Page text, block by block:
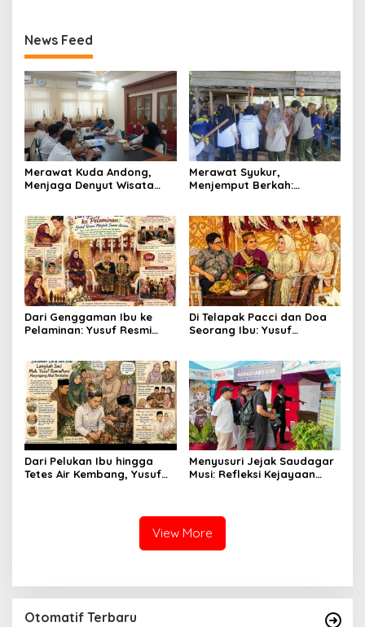
News Feed
Merawat Kuda Andong,
Menjaga Denyut Wisata
Merawat Syukur,
Menjemput Berkah:
Laringg
Dari Genggaman Ibu ke
Pelaminan: Yusuf Resmi
Di Telapak Pacci dan Doa
Seorang Ibu: Yusuf
Pernikahan
Dari Pelukan Ibu hingga
Tetes Air Kembang, Yusuf
Menyusuri Jejak Saudagar
Musi: Refleksi Kejayaan
View More
Otomatif Terbaru